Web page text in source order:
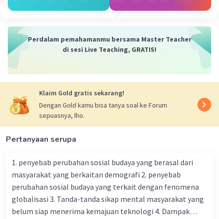
Iklan
10.064 hasilnya bisa menjadi 2√41 karena kita
menggunakan rumus luas permukaan kerucut
yang diberikan, yaitu π * r * (r + t). Setelah
yang lebih akurat, kita bisa menggantikan nilai π
dengan kira-kira nilai pi yaitu 3,14.
Jadi,
Luas Permukaan Kerucut ≈ 17 * 3,14
≈ 53,54 cm²
Dalam hal ini, hasilnya bisa menjadi 2√41
Beri Rating·0.0(0) Balas
Perdalam pemahamanmu bersama Master Teacher
di sesi Live Teaching, GRATIS!
Klaim Gold gratis sekarang!
Dengan Gold kamu bisa tanya soal ke Forum
sepuasnya, lho.
Pertanyaan serupa
1. penyebab perubahan sosial budaya yang berasal dari
masyarakat yang berkaitan demografi 2. penyebab
perubahan sosial budaya yang terkait dengan fenomena
globalisasi 3. Tanda-tanda sikap mental masyarakat yang
belum siap menerima kemajuan teknologi 4. Dampak